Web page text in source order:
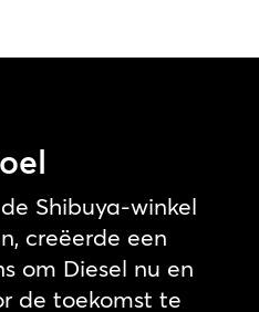
Shibuya-winkel
creëerde een
om Diesel nu en
de toekomst te